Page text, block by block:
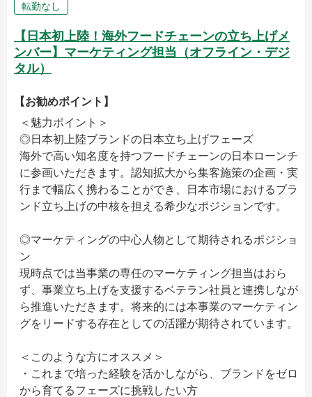
転勤なし
【日本初上陸！海外フードチェーンの立ち上げメ
ンバー】マーケティング担当（オフライン・デジ
タル）
【お勧めポイント】
＜魅力ポイント＞
◎日本初上陸ブランドの日本立ち上げフェーズ
海外で高い知名度を持つフードチェーンの日本ローンチ
に参画いただきます。認知拡大から集客施策の企画・実
行まで幅広く携わることができ、日本市場におけるブラ
ンド立ち上げの中核を担える希少なポジションです。
◎マーケティングの中心人物として期待されるポジショ
ン
現時点では当事業の専任のマーケティング担当はおら
ず、事業立ち上げを支援するベテラン社員と連携しなが
ら推進いただきます。将来的には本事業のマーケティン
グをリードする存在としての活躍が期待されています。
＜このような方にオススメ＞
・これまで培った経験を活かしながら、ブランドをゼロ
から育てるフェーズに挑戦したい方